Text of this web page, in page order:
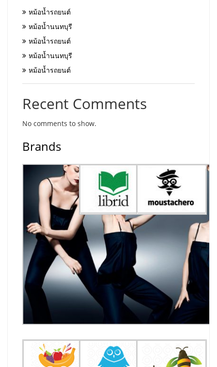
หม้อน้ำรถยนต์
หม้อน้ำนนทบุรี
หม้อน้ำรถยนต์
หม้อน้ำนนทบุรี
หม้อน้ำรถยนต์
Recent Comments
No comments to show.
Brands